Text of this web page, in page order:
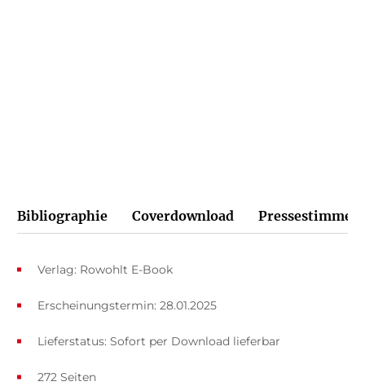
Bibliographie Coverdownload Pressestimmen
Verlag: Rowohlt E-Book
Erscheinungstermin: 28.01.2025
Lieferstatus: Sofort per Download lieferbar
272 Seiten